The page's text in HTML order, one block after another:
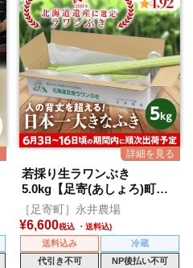
若採り生ラワンぶき
5.0kg【足寄(あしょろ)町特
産】
［足寄町］永井農場
¥6,600税込
送料込み
冷蔵
代引き不可
NP後払い不可